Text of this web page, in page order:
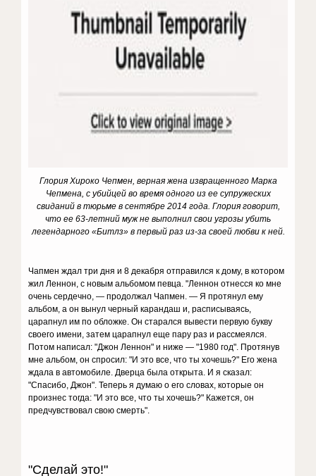
Глория Хироко Чепмен, верная жена извращенного Марка
Чепмена, с убийцей во время одного из ее супружеских
свиданий в тюрьме в сентябре 2014 года. Глория говорит,
что ее 63-летний муж не выполнил свои угрозы убить
легендарного «Битлз» в первый раз из-за своей любви к ней.
Чапмен ждал три дня и 8 декабря отправился к дому, в котором
жил Леннон, с новым альбомом певца. "Леннон отнесся ко мне
очень сердечно, — продолжал Чапмен. — Я протянул ему
альбом, а он вынул черный карандаш и, расписываясь,
царапнул им по обложке. Он старался вывести первую букву
своего имени, затем царапнул еще пару раз и рассмеялся.
Потом написал: "Джон Леннон" и ниже — "1980 год". Протянув
мне альбом, он спросил: "И это все, что ты хочешь?" Его жена
ждала в автомобиле. Дверца была открыта. И я сказал:
"Спасибо, Джон". Теперь я думаю о его словах, которые он
произнес тогда: "И это все, что ты хочешь?" Кажется, он
предчувствовал свою смерть".
"Сделай это!"